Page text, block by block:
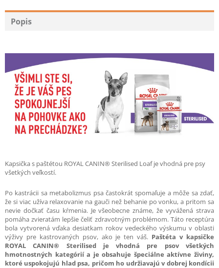
Popis
Kapsička s paštétou ROYAL CANIN® Sterilised Loaf je vhodná pre psy
všetkých veľkostí.
Po kastrácii sa metabolizmus psa častokrát spomaľuje a môže sa zdať,
že si viac užíva relaxovanie na gauči než behanie po vonku, a pritom sa
nevie dočkať času kŕmenia. Je všeobecne známe, že vyvážená strava
pomáha zvieratám lepšie čeliť zdravotným problémom. Táto receptúra
bola vytvorená vďaka desiatkam rokov vedeckého výskumu v oblasti
výživy pre kastrovaných psov, ako je ten váš. Paštéta v kapsičke
ROYAL CANIN® Sterilised je vhodná pre psov všetkých
hmotnostných kategórií a je obsahuje špeciálne aktívne živiny,
ktoré uspokojujú hlad psa, pričom ho udržiavajú v dobrej kondícii